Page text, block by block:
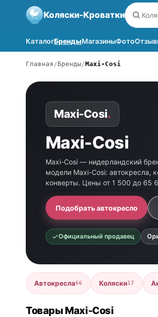
Коляски-Кроватки
КаталогБрендыМагазиныФото
Главная Бренды Maxi-Cosi
Maxi-Cosi.
Maxi-Cosi
Maxi-Cosi — нидерландский
модели Maxi-Cosi: автокресла,
конверты. Цены от 1 500 до 65
Подобрать автокресло
Официальный продавец
Автокресла66 Коляски17
Товары Maxi-Cosi